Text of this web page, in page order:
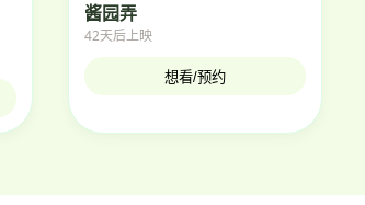
酱园弄
42天后上映
想看/预约